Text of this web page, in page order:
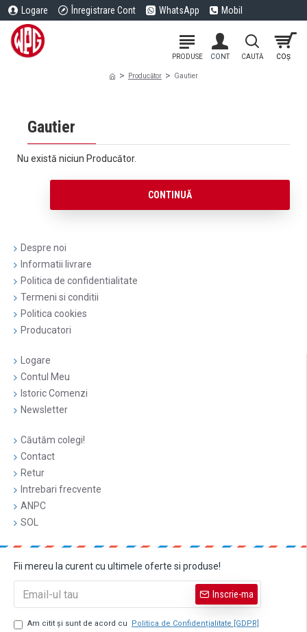
Logare Înregistrare Cont WhatsApp Mobil
Producător Gautier
Gautier
Nu există niciun Producător.
CONTINUĂ
Despre noi
Informatii livrare
Politica de confidentialitate
Termeni si conditii
Politica cookies
Producatori
Logare
Contul Meu
Istoric Comenzi
Newsletter
Căutăm colegi!
Contact
Retur
Intrebari frecvente
ANPC
SOL
Fii mereu la curent cu ultimele oferte si produse!
Inscrie-ma
Am citit şi sunt de acord cu Politica de Confidențialitate [GDPR]